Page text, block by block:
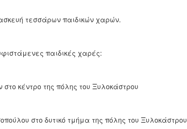
τεσσάρων παιδικών χαρών.
παιδικές χαρές:
κέντρο της πόλης του Ξυλοκάστρου
στο δυτικό τμήμα της πόλης του Ξυλοκάστρου